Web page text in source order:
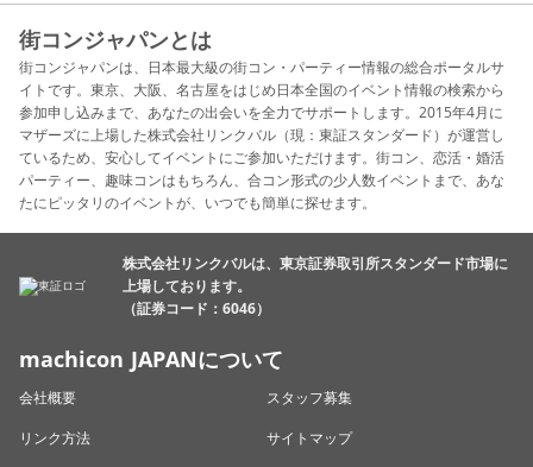
街コンジャパンとは
街コンジャパンは、日本最大級の街コン・パーティー情報の総合ポータルサ
イトです。東京、大阪、名古屋をはじめ日本全国のイベント情報の検索から
参加申し込みまで、あなたの出会いを全力でサポートします。2015年4月に
マザーズに上場した株式会社リンクバル（現：東証スタンダード）が運営し
ているため、安心してイベントにご参加いただけます。街コン、恋活・婚活
パーティー、趣味コンはもちろん、合コン形式の少人数イベントまで、あな
たにピッタリのイベントが、いつでも簡単に探せます。
株式会社リンクバルは、東京証券取引所スタンダード市場に
上場しております。
（証券コード：6046）
machicon JAPANについて
会社概要
スタッフ募集
リンク方法
サイトマップ